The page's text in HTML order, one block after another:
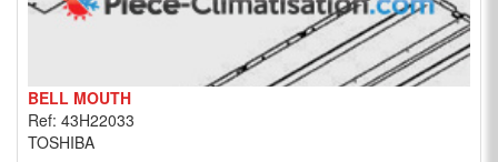
BELL MOUTH
Ref: 43H22033
TOSHIBA